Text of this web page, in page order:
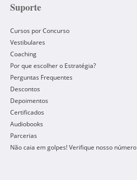
Suporte
Cursos por Concurso
Vestibulares
Coaching
Por que escolher o Estratégia?
Perguntas Frequentes
Descontos
Depoimentos
Certificados
Audiobooks
Parcerias
Não caia em golpes! Verifique nosso número